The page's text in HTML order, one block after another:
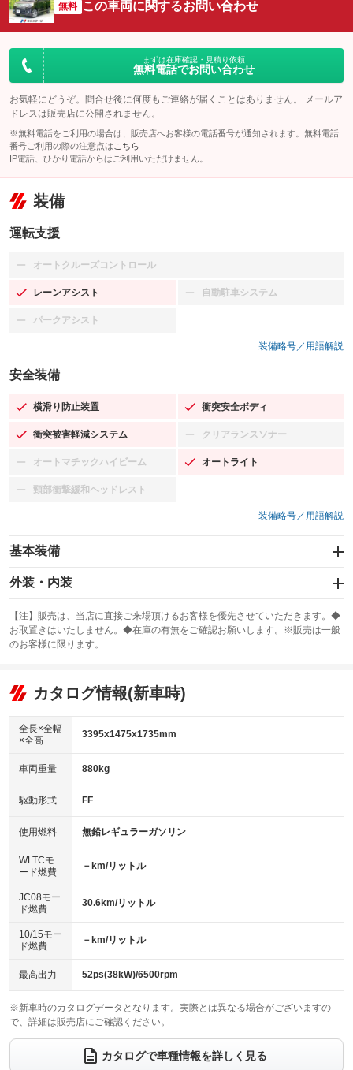
無料 この車両に関するお問い合わせ
まずは在庫確認・見積り依頼
無料電話でお問い合わせ
お気軽にどうぞ。問合せ後に何度もご連絡が届くことはありません。 メールア
ドレスは販売店に公開されません。
※無料電話をご利用の場合は、販売店へお客様の電話番号が通知されます。無料電話
番号ご利用の際の注意点は こちら
IP電話、ひかり電話からはご利用いただけません。
装備
運転支援
オートクルーズコントロール
：装備なし
レーンアシスト
：装備あり 自動駐車システム
：装備なし
パークアシスト
：装備なし
装備略号／用語解説
安全装備
横滑り防止装置
：装備あり 衝突安全ボディ
：装備あり
衝突被害軽減システム
：装備あり クリアランスソナー
：装備なし
オートマチックハイビーム
：装備なし オートライト
：装備あり
頸部衝撃緩和ヘッドレスト
：装備なし
装備略号／用語解説
基本装備
エアバッグ：運転席/助手席
：装備あり
：装備あり
サンルーフ
：装備なし ABS
リフトアップ
：装備なし
：装備なし
パワーウィンドウ
アイドリングストップ
：装備あり
USB入力端子
：装備なし
100V電源
：装備なし
センターデフロック
：装備なし
電動格納ミラー
：装備あり
外装・内装
カーナビ：SDナビ
：装備あり
TV：ワンセグ
：装備あり
ビジュアル
：装備なし
：装備あり
革シート
キーレス
HID(キセノンライト)
：装備あり
バックカメラ
：装備なし
エアロ
：装備なし
：装備なし
パワーシート
ベンチシート
：装備あり
チップアップシート
：装備なし
：装備なし ：装備あり
ウォークスルー
：装備なし
電動リアゲート フロントカメラ
：装備なし
【注】販売は、当店に直接ご来場頂けるお客様を優先させていただきます。◆
お取置きはいたしません。◆在庫の有無をご確認お願いします。※販売は一般
のお客様に限ります。
カタログ情報(新車時)
全長×全幅
×全高
3395x1475x1735mm
車両重量 880kg
駆動形式 FF
使用燃料 無鉛レギュラーガソリン
WLTCモ
ード燃費
－km/リットル
JC08モー
ド燃費
30.6km/リットル
10/15モー
ド燃費
－km/リットル
最高出力 52ps(38kW)/6500rpm
※新車時のカタログデータとなります。実際とは異なる場合がございますの
で、詳細は販売店にご確認ください。
カタログで車種情報を詳しく見る